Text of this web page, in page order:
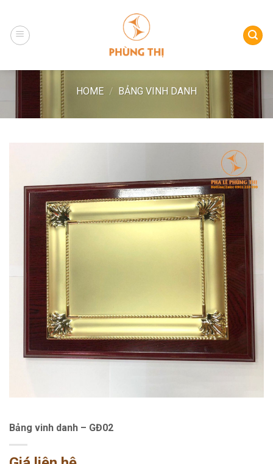
content
HOME / BẢNG VINH DANH
Bảng vinh danh – GĐ02